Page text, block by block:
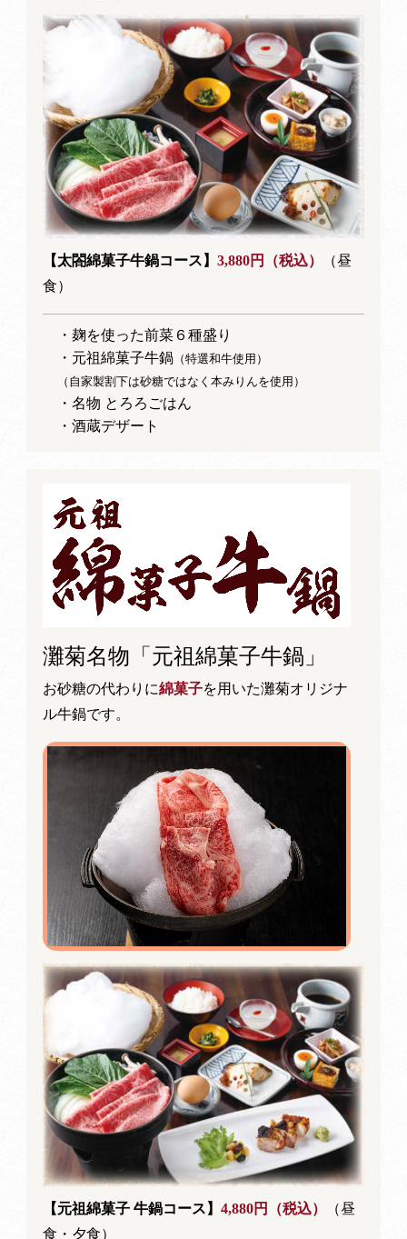
【太閤綿菓子牛鍋コース】 3,880円（税込）
（昼
食）
・麹を使った前菜６種盛り
・元祖綿菓子牛鍋（特選和牛使用）
（自家製割下は砂糖ではなく本みりんを使用）
・名物 とろろごはん
・酒蔵デザート
灘菊名物「元祖綿菓子牛鍋」
お砂糖の代わりに綿菓子を用いた灘菊オリジナ
ル牛鍋です。
【元祖綿菓子 牛鍋コース】 4,880円（税込）
（昼
食・夕食）